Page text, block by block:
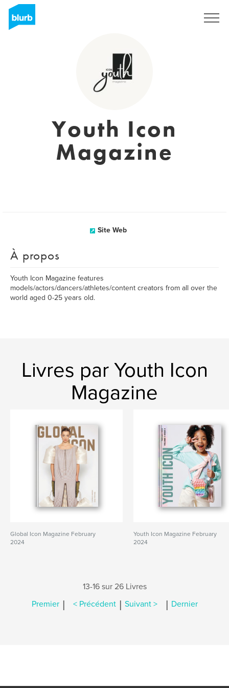
Youth Icon
Magazine
Site Web
À propos
Youth Icon Magazine features
models/actors/dancers/athletes/content creators from all over the
world aged 0-25 years old.
Livres par Youth Icon
Magazine
Global Icon Magazine February
2024
Youth Icon Magazine February
2024
13-16 sur 26 Livres
Premier | < Précédent | Suivant > | Dernier